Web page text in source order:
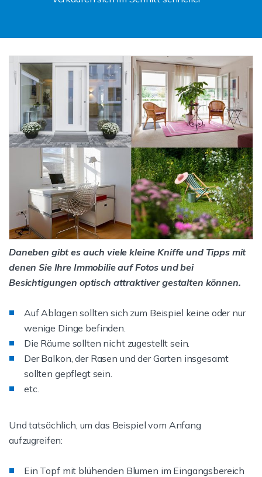
Daneben gibt es auch viele kleine Kniffe und Tipps mit
denen Sie Ihre Immobilie auf Fotos und bei
Besichtigungen optisch attraktiver gestalten können.
Auf Ablagen sollten sich zum Beispiel keine oder nur
wenige Dinge befinden.
Die Räume sollten nicht zugestellt sein.
Der Balkon, der Rasen und der Garten insgesamt
sollten gepflegt sein.
etc.
Und tatsächlich, um das Beispiel vom Anfang
aufzugreifen:
Ein Topf mit blühenden Blumen im Eingangsbereich